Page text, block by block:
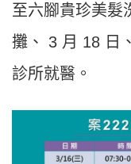
至六腳貴珍美髮
攤、 3 月 18 日
診所就醫。